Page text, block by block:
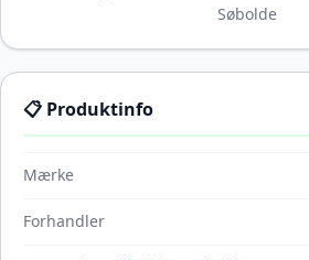
Søbolde
📋 Produktinfo
Mærke
Forhandler